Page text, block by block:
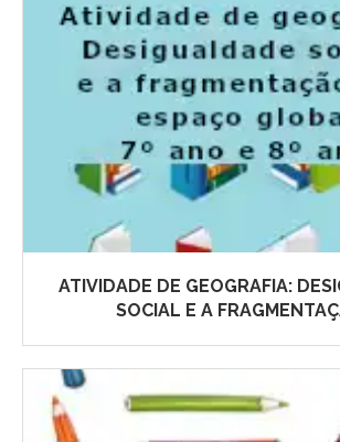
ATIVIDADE DE GEOGRAFIA:
SOCIAL E A